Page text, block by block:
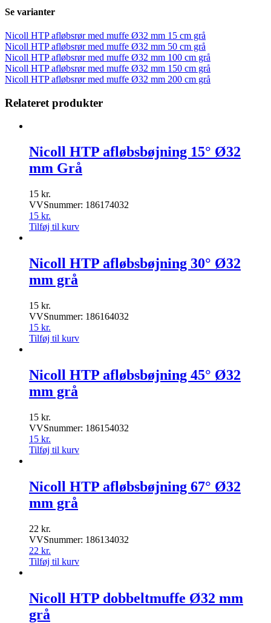
Se varianter
Nicoll HTP afløbsrør med muffe Ø32 mm 15 cm grå
Nicoll HTP afløbsrør med muffe Ø32 mm 50 cm grå
Nicoll HTP afløbsrør med muffe Ø32 mm 100 cm grå
Nicoll HTP afløbsrør med muffe Ø32 mm 150 cm grå
Nicoll HTP afløbsrør med muffe Ø32 mm 200 cm grå
Relateret produkter
Nicoll HTP afløbsbøjning 15° Ø32
mm Grå
15 kr.
VVSnummer: 186174032
15 kr.
Tilføj til kurv
Nicoll HTP afløbsbøjning 30° Ø32
mm grå
15 kr.
VVSnummer: 186164032
15 kr.
Tilføj til kurv
Nicoll HTP afløbsbøjning 45° Ø32
mm grå
15 kr.
VVSnummer: 186154032
15 kr.
Tilføj til kurv
Nicoll HTP afløbsbøjning 67° Ø32
mm grå
22 kr.
VVSnummer: 186134032
22 kr.
Tilføj til kurv
Nicoll HTP dobbeltmuffe Ø32 mm
grå